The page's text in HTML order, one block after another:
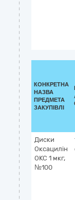
КОНКРЕТНА
НАЗВА
ПРЕДМЕТА
ЗАКУПІВЛІ
Диски
Оксацилін
ОКС 1 мкг,
№100